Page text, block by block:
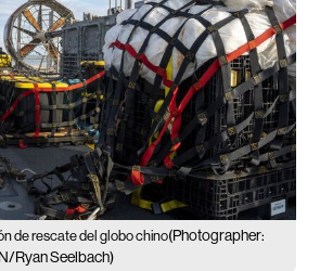
de rescate del globo chino(Photographer:
Ryan Seelbach)